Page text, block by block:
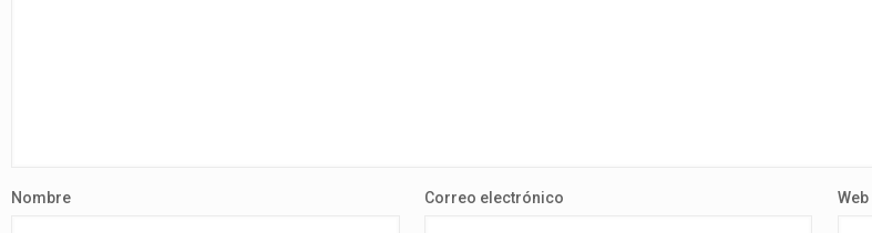
Nombre Correo electrónico Web